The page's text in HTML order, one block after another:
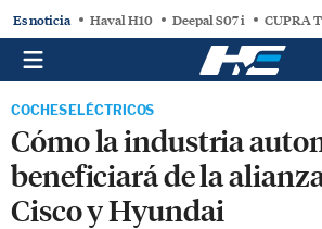
Es noticia Haval H10 Deepal S07 i CUPRA
COCHES ELÉCTRICOS
Cómo la industria
beneficiará de la
Cisco y Hyundai